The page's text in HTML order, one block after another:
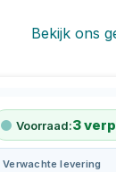
Bekijk ons
Voorraad:3
Verwachte levering